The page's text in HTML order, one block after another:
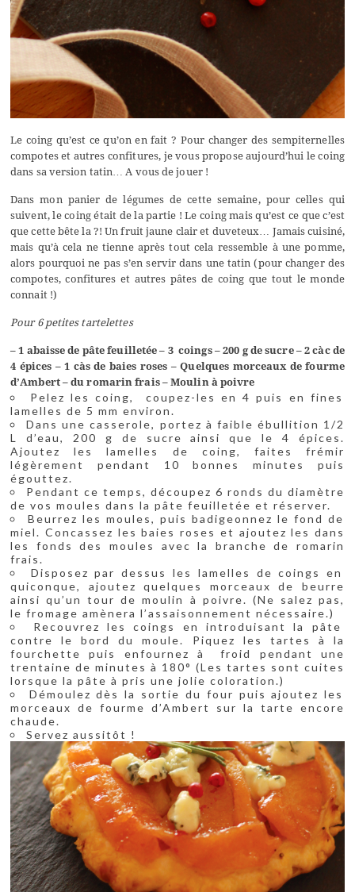
Le coing qu’est ce qu’on en fait ? Pour changer des sempiternelles
compotes et autres confitures, je vous propose aujourd’hui le coing
dans sa version tatin… A vous de jouer !
Dans mon panier de légumes de cette semaine, pour celles qui
suivent, le coing était de la partie ! Le coing mais qu’est ce que c’est
que cette bête la ?! Un fruit jaune clair et duveteux… Jamais cuisiné,
mais qu’à cela ne tienne après tout cela ressemble à une pomme,
alors pourquoi ne pas s’en servir dans une tatin (pour changer des
compotes, confitures et autres pâtes de coing que tout le monde
connait !)
Pour 6 petites tartelettes
– 1 abaisse de pâte feuilletée – 3 coings – 200 g de sucre – 2 càc de
4 épices – 1 càs de baies roses – Quelques morceaux de fourme
d’Ambert – du romarin frais – Moulin à poivre
Pelez les coing, coupez-les en 4 puis en fines
lamelles de 5 mm environ.
Dans une casserole, portez à faible ébullition 1/2
L d’eau, 200 g de sucre ainsi que le 4 épices.
Ajoutez les lamelles de coing, faites frémir
légèrement pendant 10 bonnes minutes puis
égouttez.
Pendant ce temps, découpez 6 ronds du diamètre
de vos moules dans la pâte feuilletée et réserver.
Beurrez les moules, puis badigeonnez le fond de
miel. Concassez les baies roses et ajoutez les dans
les fonds des moules avec la branche de romarin
frais.
Disposez par dessus les lamelles de coings en
quiconque, ajoutez quelques morceaux de beurre
ainsi qu’un tour de moulin à poivre. (Ne salez pas,
le fromage amènera l’assaisonnement nécessaire.)
Recouvrez les coings en introduisant la pâte
contre le bord du moule. Piquez les tartes à la
fourchette puis enfournez à froid pendant une
trentaine de minutes à 180° (Les tartes sont cuites
lorsque la pâte à pris une jolie coloration.)
Démoulez dès la sortie du four puis ajoutez les
morceaux de fourme d’Ambert sur la tarte encore
chaude.
Servez aussitôt !